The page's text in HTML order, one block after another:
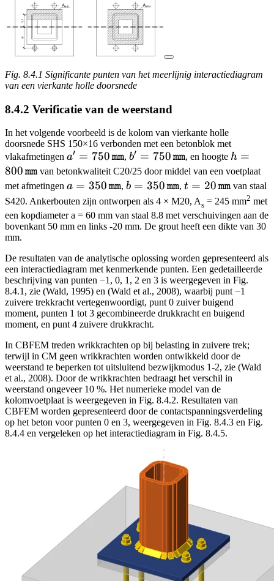
Fig. 8.4.1 Significante punten van het meerlijnig interactiediagram
van een vierkante holle doorsnede
8.4.2 Verificatie van de weerstand
In het volgende voorbeeld is de kolom van vierkante holle
doorsnede SHS 150×16 verbonden met een betonblok met
vlakafmetingen a' = 750 \,
\texttt{mm}
a′ = 750 mm, b' = 750 \,
\texttt{mm}
b′ = 750 mm, en hoogte h =
h =
800 mmvan betonkwaliteit C20/25 door middel van een voetplaat
met afmetingen a = 350 \,
\texttt{mm}
a = 350 mm, b = 350 \,
\texttt{mm}
b = 350 mm, t = 20 \,
\texttt{mm}
t = 20 mmvan staal
S420. Ankerbouten zijn ontworpen als 4 × M20, As = 245 mm2 met
een kopdiameter a = 60 mm van staal 8.8 met verschuivingen aan de
bovenkant 50 mm en links -20 mm. De grout heeft een dikte van 30
mm.
De resultaten van de analytische oplossing worden gepresenteerd als
een interactiediagram met kenmerkende punten. Een gedetailleerde
beschrijving van punten −1, 0, 1, 2 en 3 is weergegeven in Fig.
8.4.1, zie (Wald, 1995) en (Wald et al., 2008), waarbij punt −1
zuivere trekkracht vertegenwoordigt, punt 0 zuiver buigend
moment, punten 1 tot 3 gecombineerde drukkracht en buigend
moment, en punt 4 zuivere drukkracht.
In CBFEM treden wrikkrachten op bij belasting in zuivere trek;
terwijl in CM geen wrikkrachten worden ontwikkeld door de
weerstand te beperken tot uitsluitend bezwijkmodus 1-2, zie (Wald
et al., 2008). Door de wrikkrachten bedraagt het verschil in
weerstand ongeveer 10 %. Het numerieke model van de
kolomvoetplaat is weergegeven in Fig. 8.4.2. Resultaten van
CBFEM worden gepresenteerd door de contactspanningsverdeling
op het beton voor punten 0 en 3, weergegeven in Fig. 8.4.3 en Fig.
8.4.4 en vergeleken op het interactiediagram in Fig. 8.4.5.